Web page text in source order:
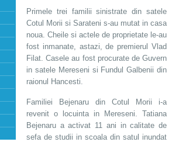
Primele trei familii sinistrate din satele
Cotul Morii si Sarateni s-au mutat in casa
noua. Cheile si actele de proprietate le-au
fost inmanate, astazi, de premierul Vlad
Filat. Casele au fost procurate de Guvern
in satele Mereseni si Fundul Galbenii din
raionul Hancesti.
Familiei Bejenaru din Cotul Morii i-a
revenit o locuinta in Mereseni. Tatiana
Bejenaru a activat 11 ani in calitate de
sefa de studii in scoala din satul inundat